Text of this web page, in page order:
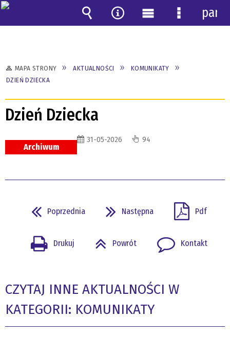
MAPA STRONY AKTUALNOŚCI
KOMUNIKATY
DZIEŃ DZIECKA
Dzień Dziecka
Archiwum
31-05-2026 94
Poprzednia Następna Pdf
Drukuj Powrót Kontakt
CZYTAJ INNE AKTUALNOŚCI W
KATEGORII: KOMUNIKATY
Wyszukiwarka
Narzędzia
MenuMenu